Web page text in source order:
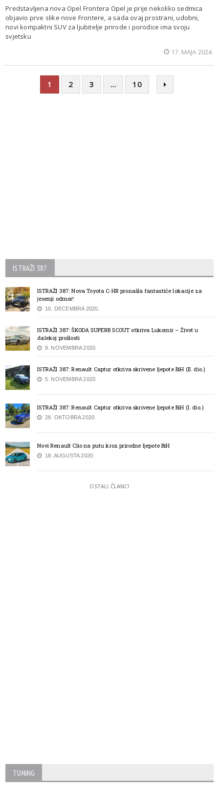
Predstavljena nova Opel Frontera Opel je prije nekoliko sedmica
objavio prve slike nove Frontere, a sada ovaj prostrani, udobni,
novi kompaktni SUV za ljubitelje prirode i porodice ima svoju
svjetsku
17. MAJA 2024.
1 2 3 … 10
ISTRAŽI 387
ISTRAŽI 387: Nova Toyota C-HR pronašla fantastiče lokacije za
jesenji odmor!
10. DECEMBRA 2020.
ISTRAŽI 387: ŠKODA SUPERB SCOUT otkriva Lukomir – Život u
dalekoj prošlosti
9. NOVEMBRA 2020.
ISTRAŽI 387: Renault Captur otkriva skrivene ljepote BiH (II. dio.)
5. NOVEMBRA 2020.
ISTRAŽI 387: Renault Captur otkriva skrivene ljepote BiH (I. dio.)
28. OKTOBRA 2020.
Novi Renault Clio na putu kroz prirodne ljepote BiH
18. AUGUSTA 2020.
OSTALI ČLANCI
TUNING